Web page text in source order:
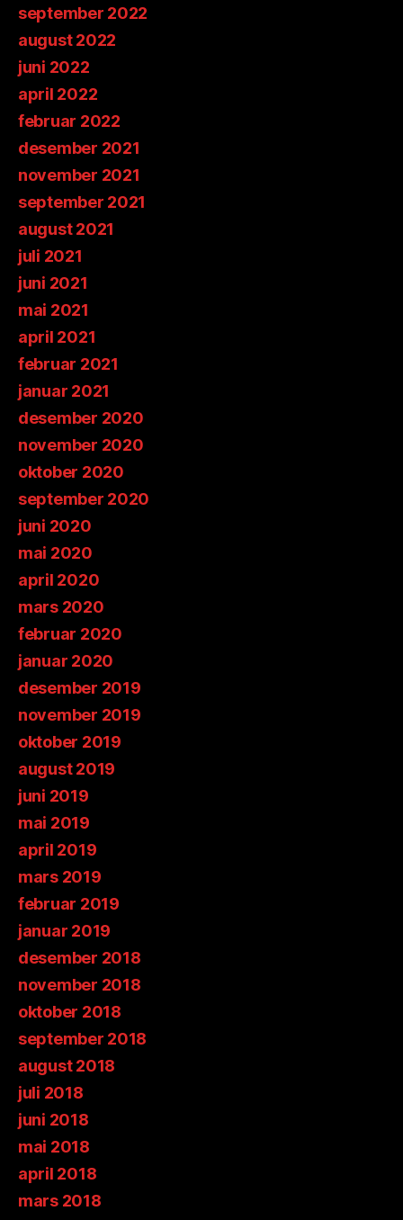
september 2022
august 2022
juni 2022
april 2022
februar 2022
desember 2021
november 2021
september 2021
august 2021
juli 2021
juni 2021
mai 2021
april 2021
februar 2021
januar 2021
desember 2020
november 2020
oktober 2020
september 2020
juni 2020
mai 2020
april 2020
mars 2020
februar 2020
januar 2020
desember 2019
november 2019
oktober 2019
august 2019
juni 2019
mai 2019
april 2019
mars 2019
februar 2019
januar 2019
desember 2018
november 2018
oktober 2018
september 2018
august 2018
juli 2018
juni 2018
mai 2018
april 2018
mars 2018